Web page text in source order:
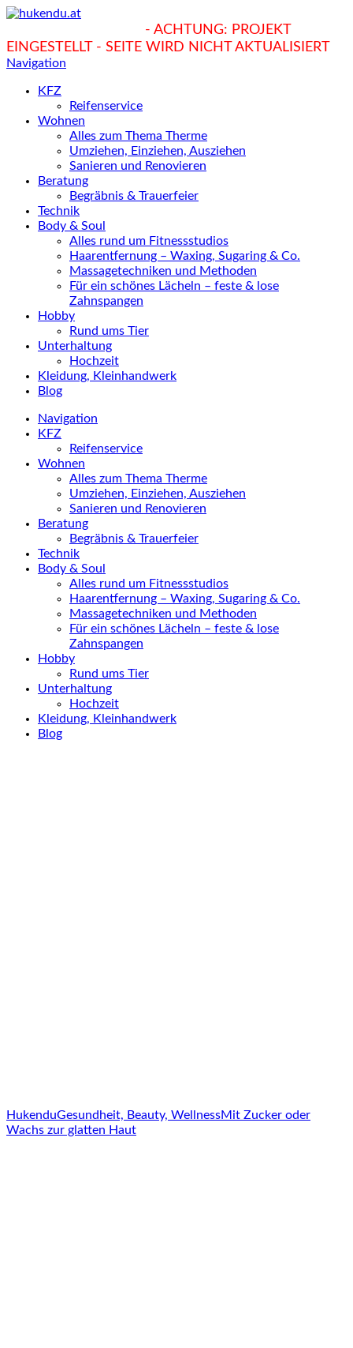
- ACHTUNG: PROJEKT
EINGESTELLT - SEITE WIRD NICHT AKTUALISIERT
Navigation
KFZ
Reifenservice
Wohnen
Alles zum Thema Therme
Umziehen, Einziehen, Ausziehen
Sanieren und Renovieren
Beratung
Begräbnis & Trauerfeier
Technik
Body & Soul
Alles rund um Fitnessstudios
Haarentfernung – Waxing, Sugaring & Co.
Massagetechniken und Methoden
Für ein schönes Lächeln – feste & lose
Zahnspangen
Hobby
Rund ums Tier
Unterhaltung
Hochzeit
Kleidung, Kleinhandwerk
Blog
Navigation
KFZ
Reifenservice
Wohnen
Alles zum Thema Therme
Umziehen, Einziehen, Ausziehen
Sanieren und Renovieren
Beratung
Begräbnis & Trauerfeier
Technik
Body & Soul
Alles rund um Fitnessstudios
Haarentfernung – Waxing, Sugaring & Co.
Massagetechniken und Methoden
Für ein schönes Lächeln – feste & lose
Zahnspangen
Hobby
Rund ums Tier
Unterhaltung
Hochzeit
Kleidung, Kleinhandwerk
Blog
HukenduGesundheit, Beauty, WellnessMit Zucker oder
Wachs zur glatten Haut